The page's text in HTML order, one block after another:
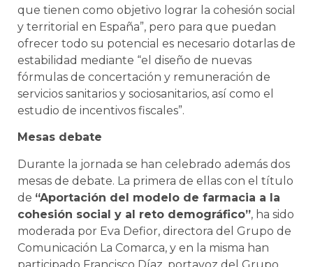
que tienen como objetivo lograr la cohesión social
y territorial en España”, pero para que puedan
ofrecer todo su potencial es necesario dotarlas de
estabilidad mediante “el diseño de nuevas
fórmulas de concertación y remuneración de
servicios sanitarios y sociosanitarios, así como el
estudio de incentivos fiscales”.
Mesas debate
Durante la jornada se han celebrado además dos
mesas de debate. La primera de ellas con el título
de “Aportación del modelo de farmacia a la
cohesión social y al reto demográfico”, ha sido
moderada por Eva Defior, directora del Grupo de
Comunicación La Comarca, y en la misma han